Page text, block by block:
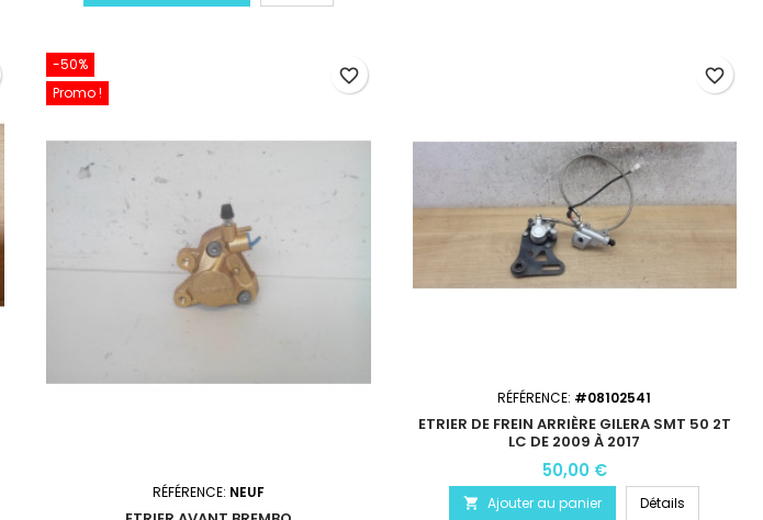
-50%
Promo !
RÉFÉRENCE: NEUF
favorite_border
RÉFÉRENCE: #08102541
ETRIER DE FREIN ARRIÈRE GILERA SMT 50 2T
LC DE 2009 À 2017
50,00 €
 Ajouter au panier Détails
favorite_border